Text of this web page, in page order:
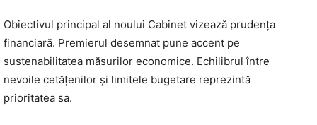
Obiectivul principal al noului Cabinet vizează prudența
financiară. Premierul desemnat pune accent pe
sustenabilitatea măsurilor economice. Echilibrul între
nevoile cetățenilor și limitele bugetare reprezintă
prioritatea sa.